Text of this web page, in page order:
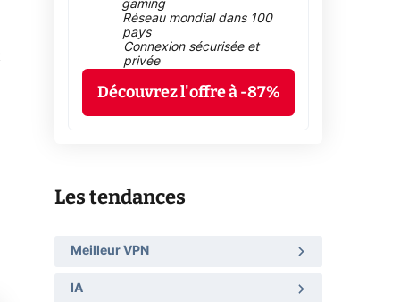
gaming
Réseau mondial dans 100
pays
Connexion sécurisée et
privée
Découvrez l'offre à -87%
Les tendances
Meilleur VPN
IA